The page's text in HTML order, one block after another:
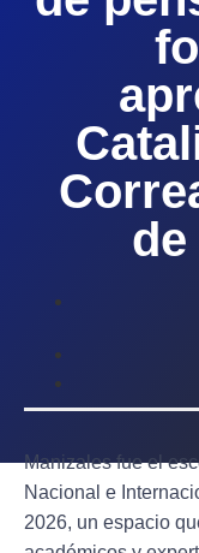
de
Manizales fue el
Nacional e
2026, un espacio